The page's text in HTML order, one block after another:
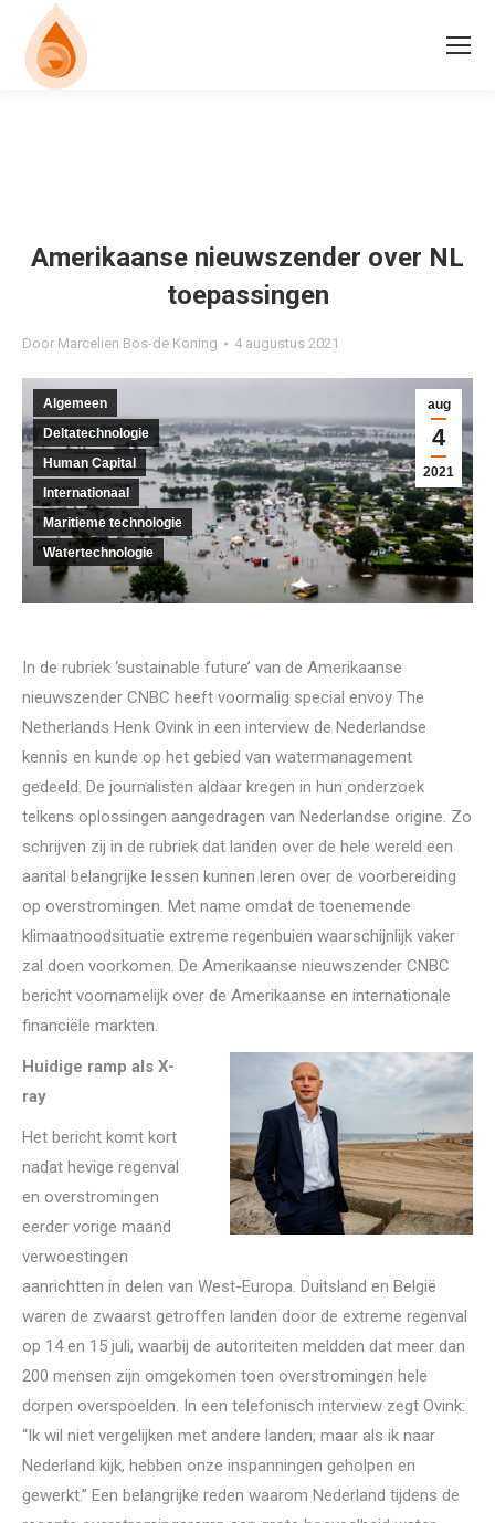
Amerikaanse nieuwszender over NL
toepassingen
Door Marcelien Bos-de Koning 4 augustus 2021
aug
4
2021
Algemeen
Deltatechnologie
Human Capital
Internationaal
Maritieme technologie
Watertechnologie
In de rubriek ‘sustainable future’ van de Amerikaanse
nieuwszender CNBC heeft voormalig special envoy The
Netherlands Henk Ovink in een interview de Nederlandse
kennis en kunde op het gebied van watermanagement
gedeeld. De journalisten aldaar kregen in hun onderzoek
telkens oplossingen aangedragen van Nederlandse origine. Zo
schrijven zij in de rubriek dat landen over de hele wereld een
aantal belangrijke lessen kunnen leren over de voorbereiding
op overstromingen. Met name omdat de toenemende
klimaatnoodsituatie extreme regenbuien waarschijnlijk vaker
zal doen voorkomen. De Amerikaanse nieuwszender CNBC
bericht voornamelijk over de Amerikaanse en internationale
financiële markten.
Huidige ramp als X-
ray
Het bericht komt kort
nadat hevige regenval
en overstromingen
eerder vorige maand
verwoestingen
aanrichtten in delen van West-Europa. Duitsland en België
waren de zwaarst getroffen landen door de extreme regenval
op 14 en 15 juli, waarbij de autoriteiten meldden dat meer dan
200 mensen zijn omgekomen toen overstromingen hele
dorpen overspoelden. In een telefonisch interview zegt Ovink:
“Ik wil niet vergelijken met andere landen, maar als ik naar
Nederland kijk, hebben onze inspanningen geholpen en
gewerkt.” Een belangrijke reden waarom Nederland tijdens de